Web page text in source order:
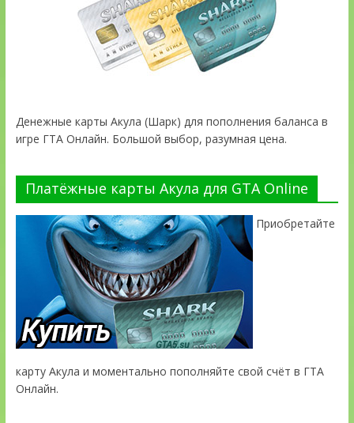
Денежные карты Акула (Шарк) для пополнения баланса в
игре ГТА Онлайн. Большой выбор, разумная цена.
Платёжные карты Акула для GTA Online
Приобретайте
карту Акула и моментально пополняйте свой счёт в ГТА
Онлайн.